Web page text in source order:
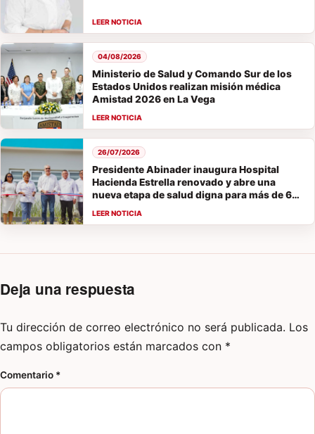
Ministerio de Salud y Comando Sur de los
Estados Unidos realizan misión médica
Amistad 2026 en La Vega
04/08/2026
Presidente Abinader inaugura Hospital
Hacienda Estrella renovado y abre una
nueva etapa de salud digna para más de 60
mil habitantes
26/07/2026
Deja una respuesta
Tu dirección de correo electrónico no será publicada. Los
campos obligatorios están marcados con *
Comentario *